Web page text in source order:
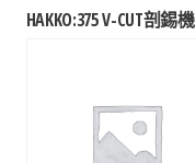
HAKKO:375 V-CUT剖錫機